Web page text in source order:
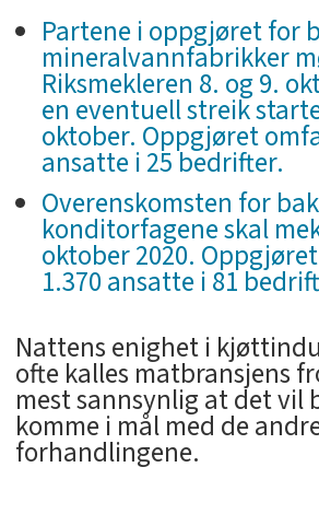
Partene i oppgjøret for
mineralvannfabrikker
Riksmekleren 8. og 9.
en eventuell streik
oktober. Oppgjøret
ansatte i 25 bedrifter.
Overenskomsten for
konditorfagene skal
oktober 2020.
1.370 ansatte i 81
Nattens enighet i
ofte kalles matbransjens
mest sannsynlig at det vil
komme i mål med de
forhandlingene.